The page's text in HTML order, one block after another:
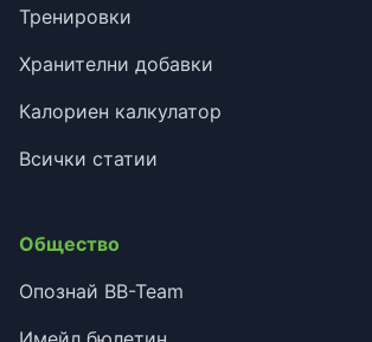
Тренировки
Хранителни добавки
Калориен калкулатор
Всички статии
Общество
Опознай BB-Team